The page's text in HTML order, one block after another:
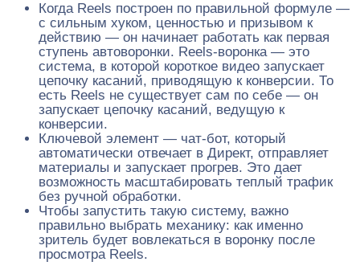
Когда Reels построен по правильной формуле —
с сильным хуком, ценностью и призывом к
действию — он начинает работать как первая
ступень автоворонки. Reels-воронка — это
система, в которой короткое видео запускает
цепочку касаний, приводящую к конверсии. То
есть Reels не существует сам по себе — он
запускает цепочку касаний, ведущую к
конверсии.
Ключевой элемент — чат-бот, который
автоматически отвечает в Директ, отправляет
материалы и запускает прогрев. Это дает
возможность масштабировать теплый трафик
без ручной обработки.
Чтобы запустить такую систему, важно
правильно выбрать механику: как именно
зритель будет вовлекаться в воронку после
просмотра Reels.